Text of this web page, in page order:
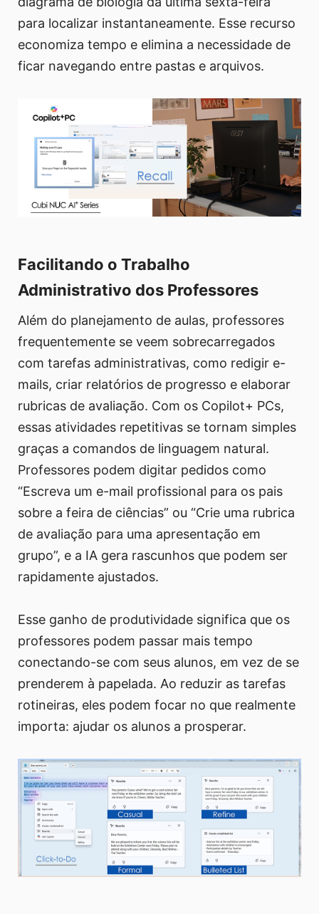
para localizar instantaneamente. Esse recurso
economiza tempo e elimina a necessidade de
ficar navegando entre pastas e arquivos.
Facilitando o Trabalho
Administrativo dos Professores
Além do planejamento de aulas, professores
frequentemente se veem sobrecarregados
com tarefas administrativas, como redigir e-
mails, criar relatórios de progresso e elaborar
rubricas de avaliação. Com os Copilot+ PCs,
essas atividades repetitivas se tornam simples
graças a comandos de linguagem natural.
Professores podem digitar pedidos como
“Escreva um e-mail profissional para os pais
sobre a feira de ciências” ou “Crie uma rubrica
de avaliação para uma apresentação em
grupo”, e a IA gera rascunhos que podem ser
rapidamente ajustados.
Esse ganho de produtividade significa que os
professores podem passar mais tempo
conectando-se com seus alunos, em vez de se
prenderem à papelada. Ao reduzir as tarefas
rotineiras, eles podem focar no que realmente
importa: ajudar os alunos a prosperar.